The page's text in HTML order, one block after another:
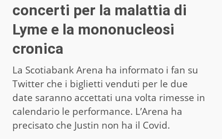
concerti per la malattia di
Lyme e la mononucleosi
cronica
La Scotiabank Arena ha informato i fan su
Twitter che i biglietti venduti per le due
date saranno accettati una volta rimesse in
calendario le performance. L’Arena ha
precisato che Justin non ha il Covid.